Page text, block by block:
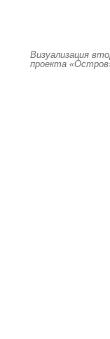
Визуализация
проекта